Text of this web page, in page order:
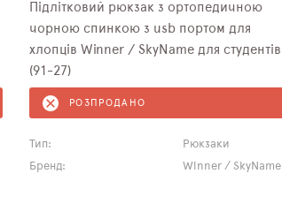
Підлітковий рюкзак з ортопедичною
чорною спинкою з usb портом для
хлопців Winner / SkyName для студентів
(91-27)
РОЗПРОДАНО
Тип:
Рюкзаки
Бренд:
Winner / SkyName